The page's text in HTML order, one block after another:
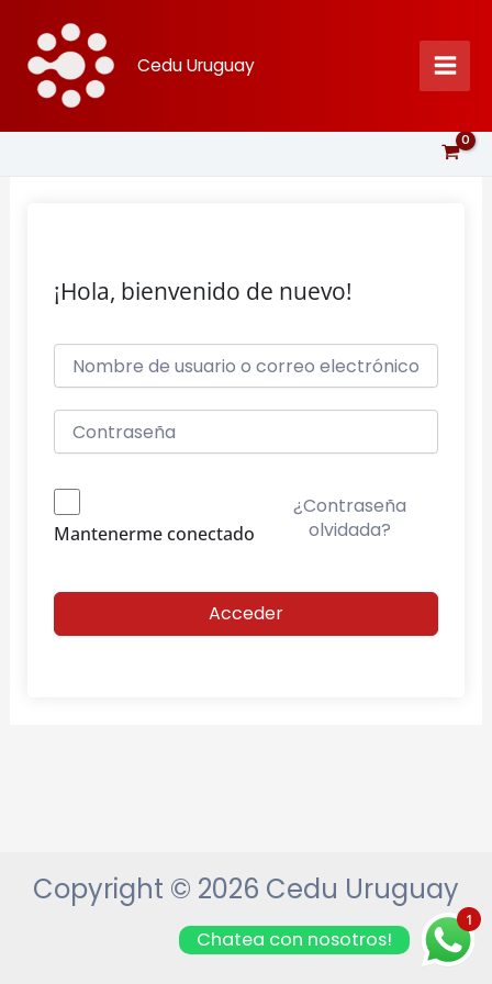
contenido
Cedu Uruguay
¡Hola, bienvenido de nuevo!
Mantenerme conectado
¿Contraseña
olvidada?
Acceder
Copyright © 2026 Cedu Uruguay
1
Chatea con nosotros!